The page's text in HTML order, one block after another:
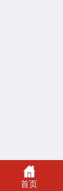
首页